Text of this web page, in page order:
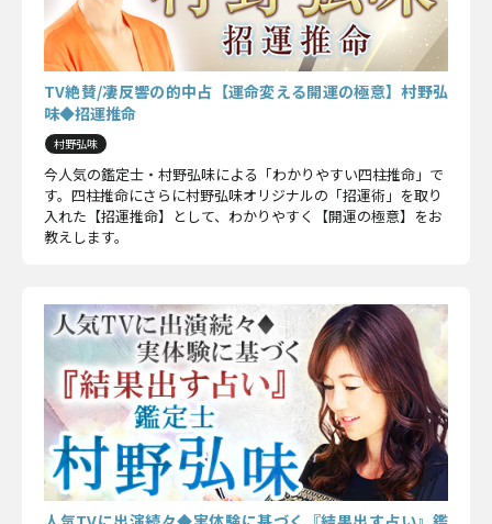
TV絶賛/凄反響の的中占【運命変える開運の極意】村野弘
味◆招運推命
村野弘味
今人気の鑑定士・村野弘味による「わかりやすい四柱推命」で
す。四柱推命にさらに村野弘味オリジナルの「招運術」を取り
入れた【招運推命】として、わかりやすく【開運の極意】をお
教えします。